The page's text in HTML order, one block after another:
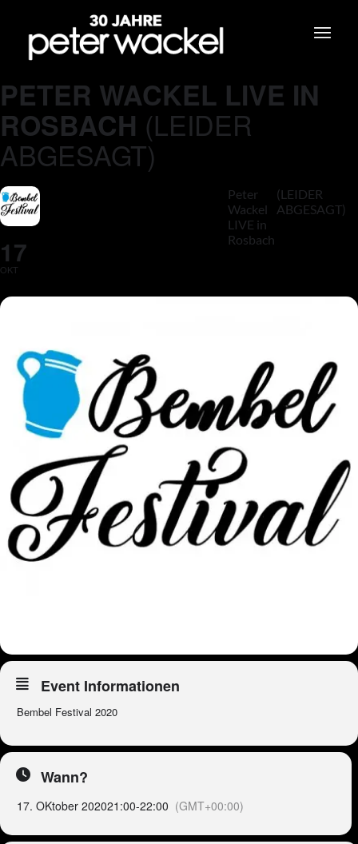
PETER WACKEL LIVE IN
ROSBACH (LEIDER
ABGESAGT)
17
OKT
Peter
Wackel
LIVE in
Rosbach
(LEIDER
ABGESAGT)
Event Informationen
Bembel Festival 2020
Wann?
17. OKtober 202021:00-22:00 (GMT+00:00)